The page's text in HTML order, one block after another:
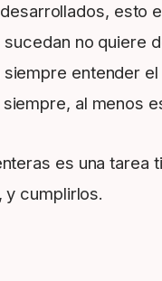
esto
no quiere
entender
al menos
es una
y cumplirlos.